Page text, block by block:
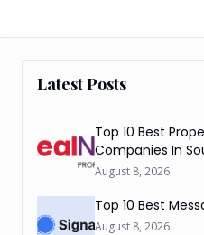
Latest Posts
Top 10 Best
Companies In
August 8, 2026
Top 10 Best
August 8, 2026